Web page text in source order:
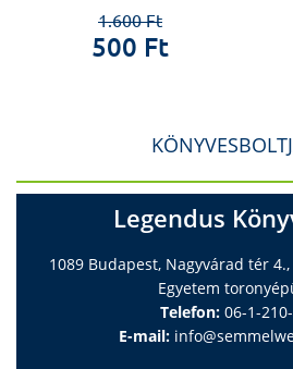
1.600 Ft
500 Ft
Legendus
1089 Budapest, Nagyvárad tér
Egyetem
Telefon: 06-1-
E-mail: